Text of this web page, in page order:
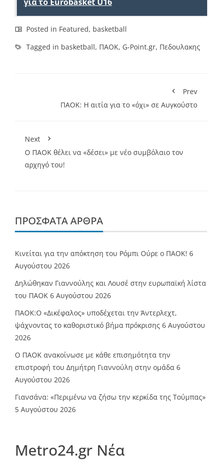
Posted in Featured, basketball
Tagged in basketball, ΠΑΟΚ, G-Point.gr, Πεδουλακης
Prev
ΠΑΟΚ: Η αιτία για το «όχι» σε Αυγκούστο
Next
Ο ΠΑΟΚ θέλει να «δέσει» με νέο συμβόλαιο τον
αρχηγό του!
ΠΡΌΣΦΑΤΑ ΆΡΘΡΑ
Κινείται για την απόκτηση του Ρόμπι Ούρε ο ΠΑΟΚ! 6
Αυγούστου 2026
Δηλώθηκαν Γιαννούλης και Λουσέ στην ευρωπαϊκή λίστα
του ΠΑΟΚ 6 Αυγούστου 2026
ΠΑΟΚ:Ο «Δικέφαλος» υποδέχεται την Άντερλεχτ,
ψάχνοντας το καθοριστικό βήμα πρόκρισης 6 Αυγούστου
2026
Ο ΠΑΟΚ ανακοίνωσε με κάθε επισημότητα την
επιστροφή του Δημήτρη Γιαννούλη στην ομάδα 6
Αυγούστου 2026
Γιανσάνα: «Περιμένω να ζήσω την κερκίδα της Τούμπας»
5 Αυγούστου 2026
Metro24.gr Νέα